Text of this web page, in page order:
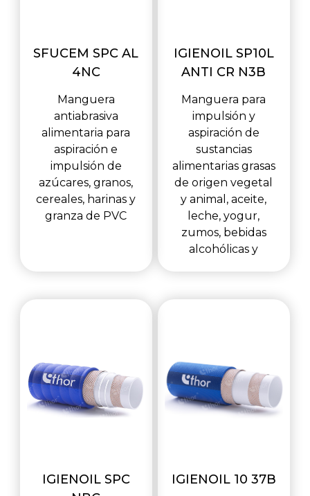
SFUCEM SPC AL
4NC
Manguera
antiabrasiva
alimentaria para
aspiración e
impulsión de
azúcares, granos,
cereales, harinas y
granza de PVC
IGIENOIL SP10L
ANTI CR N3B
Manguera para
impulsión y
aspiración de
sustancias
alimentarias grasas
de origen vegetal
y animal, aceite,
leche, yogur,
zumos, bebidas
alcohólicas y
IGIENOIL SPC
IGIENOIL 10 37B